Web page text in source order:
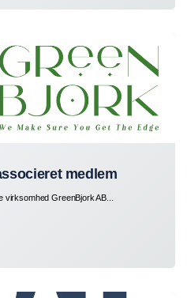
medlem
GreenBjork AB...